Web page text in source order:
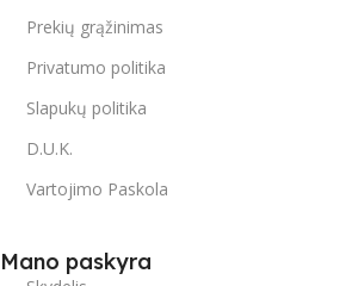
Prekių grąžinimas
Privatumo politika
Slapukų politika
D.U.K.
Vartojimo Paskola
Mano paskyra